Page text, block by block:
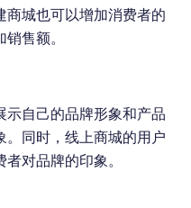
商城也可以增加消费者的
售额。
示自己的品牌形象和产品
。同时，线上商城的用户
对品牌的印象。